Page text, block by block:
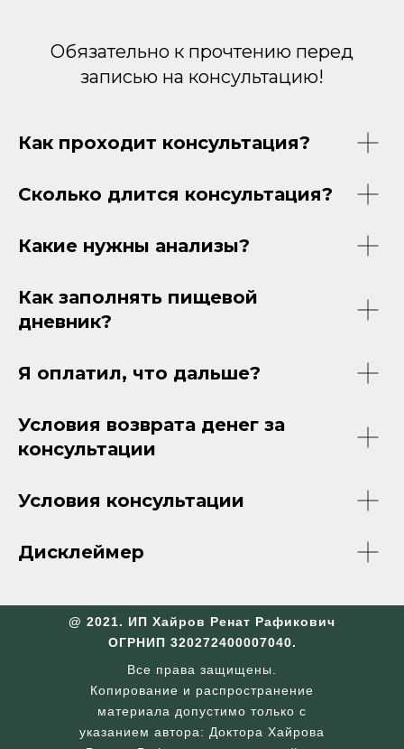
Обязательно к прочтению перед
записью на консультацию!
Как проходит консультация?
Сколько длится консультация?
Какие нужны анализы?
Как заполнять пищевой
дневник?
Я оплатил, что дальше?
Условия возврата денег за
консультации
Условия консультации
Дисклеймер
@ 2021. ИП Хайров Ренат Рафикович
ОГРНИП 320272400007040.
Все права защищены.
Копирование и распространение
материала допустимо только с
указанием автора: Доктора Хайрова